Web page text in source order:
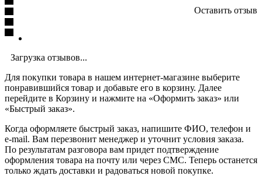
Оставить отзыв
Загрузка отзывов...
Для покупки товара в нашем интернет-магазине выберите
понравившийся товар и добавьте его в корзину. Далее
перейдите в Корзину и нажмите на «Оформить заказ» или
«Быстрый заказ».
Когда оформляете быстрый заказ, напишите ФИО, телефон и
e-mail. Вам перезвонит менеджер и уточнит условия заказа.
По результатам разговора вам придет подтверждение
оформления товара на почту или через СМС. Теперь останется
только ждать доставки и радоваться новой покупке.